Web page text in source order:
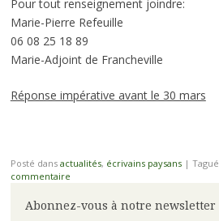
Pour tout renseignement joindre:
Marie-Pierre Refeuille
06 08 25 18 89
Marie-Adjoint de Francheville
Réponse impérative avant le 30 mars
Posté dans actualités, écrivains paysans | Tagué
commentaire
Abonnez-vous à notre newsletter